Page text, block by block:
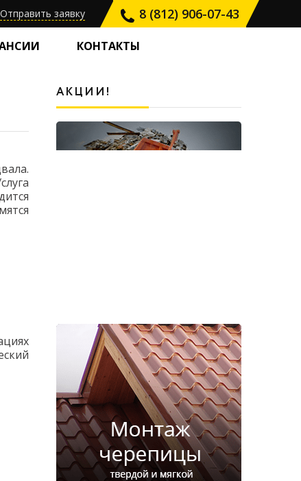
Отправить заявку 8 (812) 906-07-43
КОНТАКТЫ
АКЦИИ!